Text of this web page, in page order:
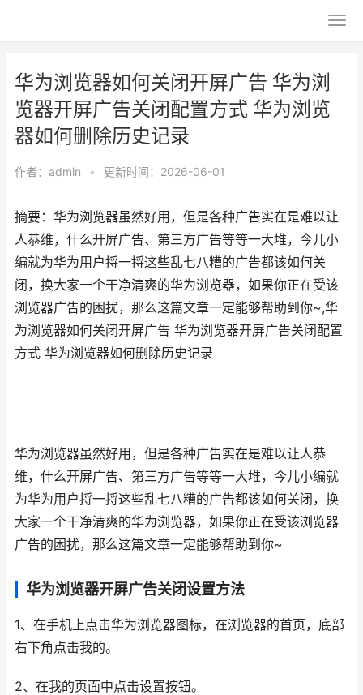
华为浏览器如何关闭开屏广告 华为浏
览器开屏广告关闭配置方式 华为浏览
器如何删除历史记录
作者： admin • 更新时间：2026-06-01
摘要：华为浏览器虽然好用，但是各种广告实在是难以让
人恭维，什么开屏广告、第三方广告等等一大堆，今儿小
编就为华为用户捋一捋这些乱七八糟的广告都该如何关
闭，换大家一个干净清爽的华为浏览器，如果你正在受该
浏览器广告的困扰，那么这篇文章一定能够帮助到你~,华
为浏览器如何关闭开屏广告 华为浏览器开屏广告关闭配置
方式 华为浏览器如何删除历史记录
华为浏览器虽然好用，但是各种广告实在是难以让人恭
维，什么开屏广告、第三方广告等等一大堆，今儿小编就
为华为用户捋一捋这些乱七八糟的广告都该如何关闭，换
大家一个干净清爽的华为浏览器，如果你正在受该浏览器
广告的困扰，那么这篇文章一定能够帮助到你~
华为浏览器开屏广告关闭设置方法
1、在手机上点击华为浏览器图标，在浏览器的首页，底部
右下角点击我的。
2、在我的页面中点击设置按钮。